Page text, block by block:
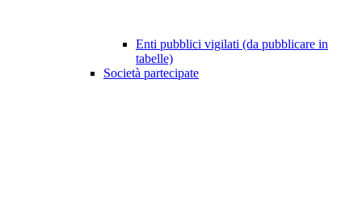
Enti pubblici vigilati (da pubblicare in
tabelle)
Società partecipate